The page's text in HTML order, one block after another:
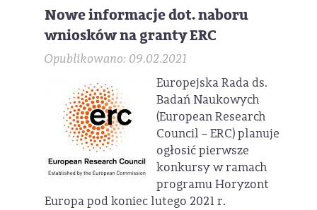
Nowe informacje dot. naboru
wniosków na granty ERC
Opublikowano: 09.02.2021
Europejska Rada ds.
Badań Naukowych
(European Research
Council – ERC) planuje
ogłosić pierwsze
konkursy w ramach
programu Horyzont
Europa pod koniec lutego 2021 r.